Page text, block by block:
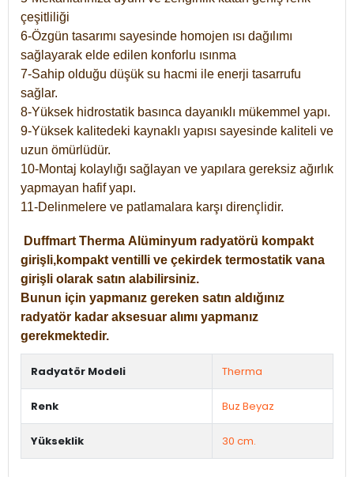
çeşitliliği
6-Özgün tasarımı sayesinde homojen ısı dağılımı
sağlayarak elde edilen konforlu ısınma
7-Sahip olduğu düşük su hacmi ile enerji tasarrufu
sağlar.
8-Yüksek hidrostatik basınca dayanıklı mükemmel yapı.
9-Yüksek kalitedeki kaynaklı yapısı sayesinde kaliteli ve
uzun ömürlüdür.
10-Montaj kolaylığı sağlayan ve yapılara gereksiz ağırlık
yapmayan hafif yapı.
11-Delinmelere ve patlamalara karşı dirençlidir.
Duffmart Therma Alüminyum radyatörü kompakt
girişli,kompakt ventilli ve çekirdek termostatik vana
girişli olarak satın alabilirsiniz.
Bunun için yapmanız gereken satın aldığınız
radyatör kadar aksesuar alımı yapmanız
gerekmektedir.
Radyatör Modeli Therma
Renk Buz Beyaz
Yükseklik 30 cm.